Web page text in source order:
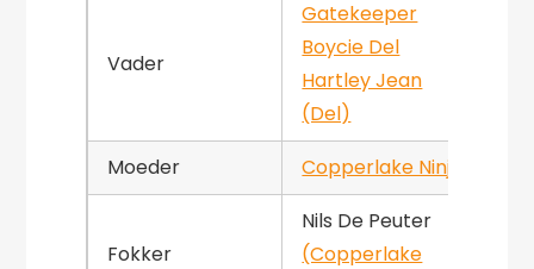
Vader
Gatekeeper
Boycie Del
Hartley Jean
(Del)
Moeder
Copperlake Ninja
Fokker
Nils De Peuter
(Copperlake